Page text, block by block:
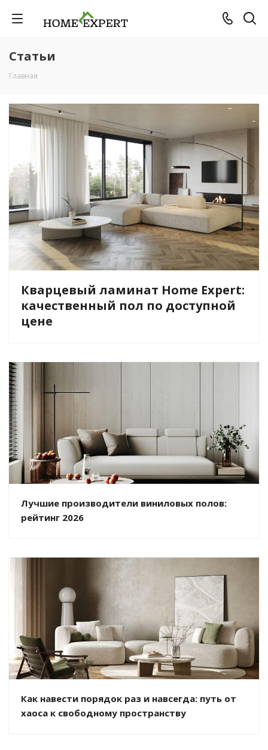
Статьи
Главная
Кварцевый ламинат Home Expert:
качественный пол по доступной
цене
Лучшие производители виниловых полов:
рейтинг 2026
Как навести порядок раз и навсегда: путь от
хаоса к свободному пространству